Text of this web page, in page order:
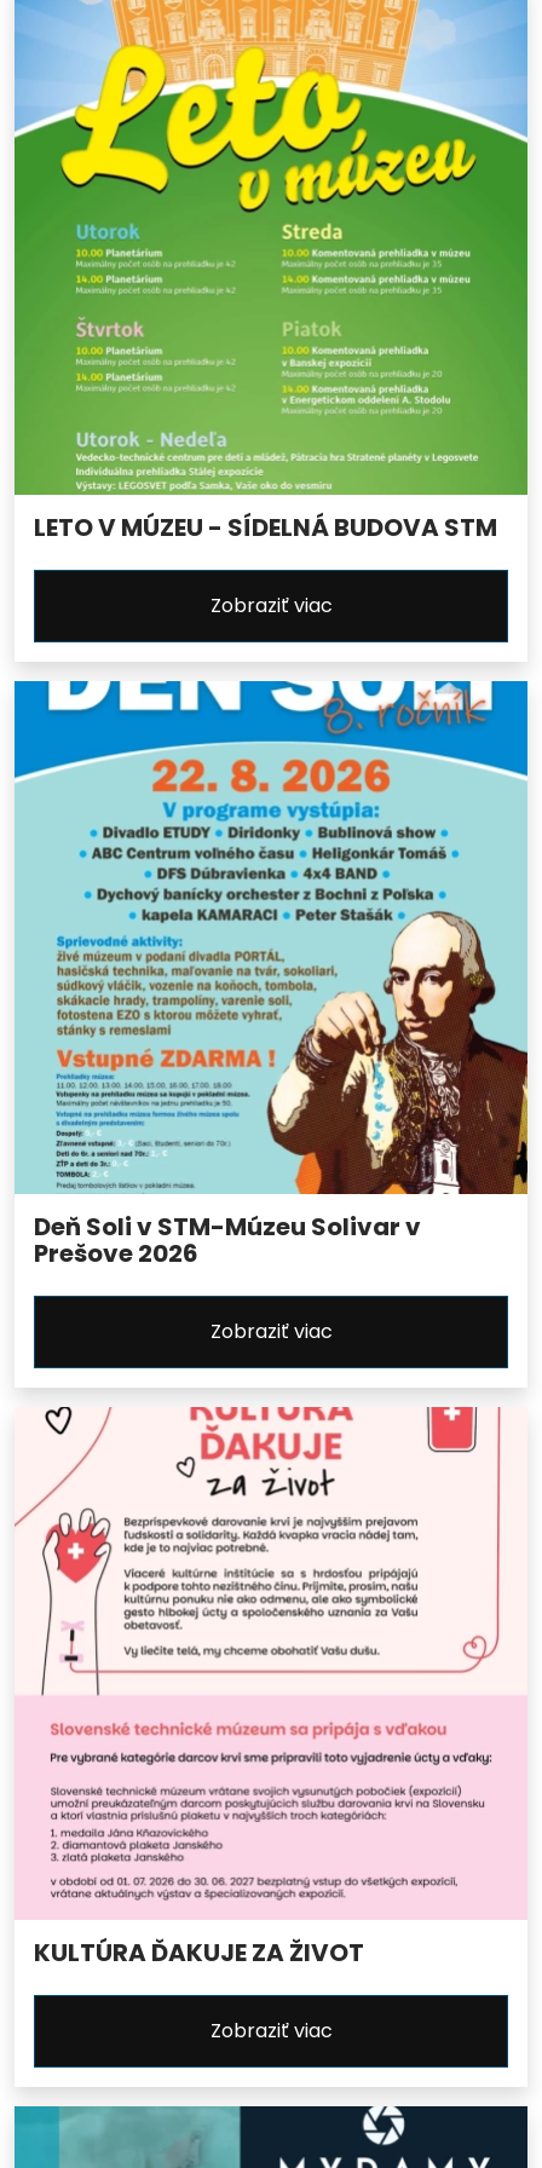
LETO V MÚZEU - SÍDELNÁ BUDOVA STM
Zobraziť viac
Deň Soli v STM-Múzeu Solivar v
Prešove 2026
Zobraziť viac
KULTÚRA ĎAKUJE ZA ŽIVOT
Zobraziť viac